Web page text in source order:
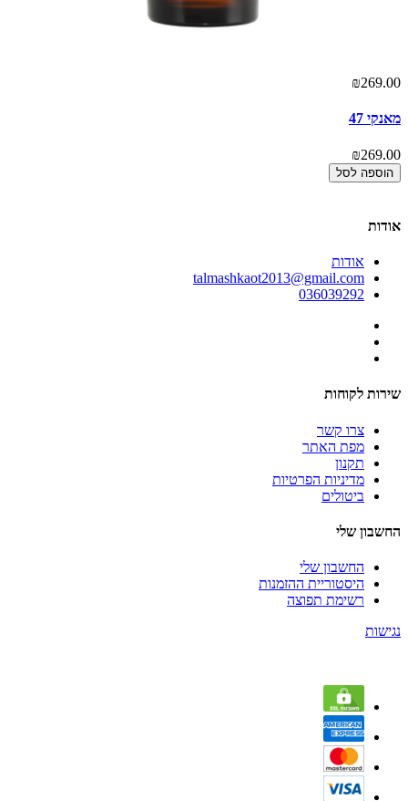
₪269.00
מאנקי 47
₪269.00
הוספה לסל
אודות
אודות
talmashkaot2013@gmail.com
036039292
שירות לקוחות
צרו קשר
מפת האתר
תקנון
מדיניות הפרטיות
ביטולים
החשבון שלי
החשבון שלי
היסטוריית ההזמנות
רשימת תפוצה
נגישות